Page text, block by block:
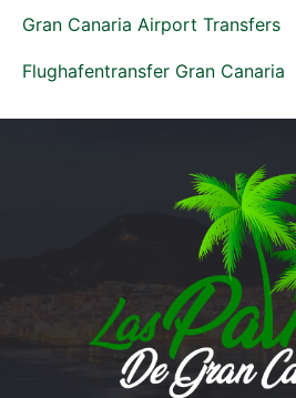
Gran Canaria Airport Transfers
Flughafentransfer Gran Canaria